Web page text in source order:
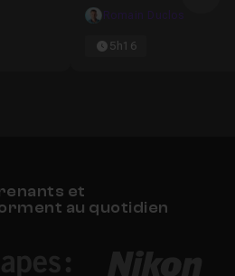
Romain Duclos
5h16
et
au quotidien